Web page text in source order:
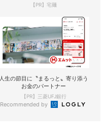
現！
【PR】宅麺
人生の節目に〝まるっと〟寄り添う
お金のパートナー
【PR】三菱UFJ銀行
Recommended by